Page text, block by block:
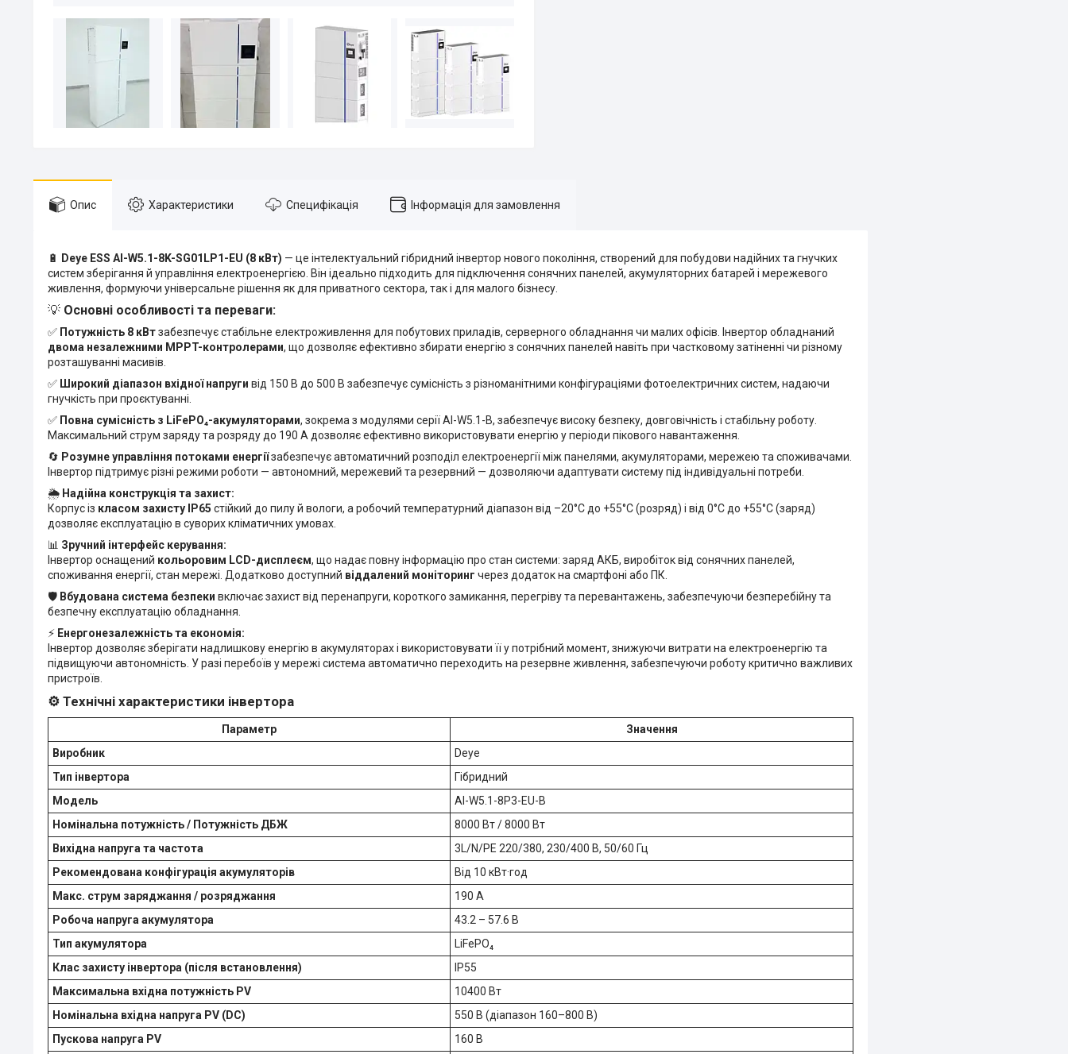
Опис Характеристики Специфікація Інформація для замовлення
🔋 Deye ESS AI-W5.1-8K-SG01LP1-EU (8 кВт) — це інтелектуальний гібридний інвертор нового покоління, створений для побудови надійних та гнучких
систем зберігання й управління електроенергією. Він ідеально підходить для підключення сонячних панелей, акумуляторних батарей і мережевого
живлення, формуючи універсальне рішення як для приватного сектора, так і для малого бізнесу.
💡 Основні особливості та переваги:
✅ Потужність 8 кВтзабезпечує стабільне електроживлення для побутових приладів, серверного обладнання чи малих офісів. Інвертор обладнаний
двома незалежними MPPT-контролерами, що дозволяє ефективно збирати енергію з сонячних панелей навіть при частковому затіненні чи різному
розташуванні масивів.
✅ Широкий діапазон вхідної напруги від 150 В до 500 В забезпечує сумісність з різноманітними конфігураціями фотоелектричних систем, надаючи
гнучкість при проєктуванні.
✅ Повна сумісність з LiFePO₄-акумуляторами, зокрема з модулями серії AI-W5.1-B, забезпечує високу безпеку, довговічність і стабільну роботу.
Максимальний струм заряду та розряду до 190 А дозволяє ефективно використовувати енергію у періоди пікового навантаження.
🔄 Розумне управління потоками енергіїзабезпечує автоматичний розподіл електроенергії між панелями, акумуляторами, мережею та споживачами.
Інвертор підтримує різні режими роботи — автономний, мережевий та резервний — дозволяючи адаптувати систему під індивідуальні потреби.
🌦️ Надійна конструкція та захист:
Корпус із класом захисту IP65 стійкий до пилу й вологи, а робочий температурний діапазон від –20°C до +55°C (розряд) і від 0°C до +55°C (заряд)
дозволяє експлуатацію в суворих кліматичних умовах.
📊 Зручний інтерфейс керування:
Інвертор оснащений кольоровим LCD-дисплеєм, що надає повну інформацію про стан системи: заряд АКБ, виробіток від сонячних панелей,
споживання енергії, стан мережі. Додатково доступний віддалений моніторинг через додаток на смартфоні або ПК.
🛡️ Вбудована система безпеки включає захист від перенапруги, короткого замикання, перегріву та перевантажень, забезпечуючи безперебійну та
безпечну експлуатацію обладнання.
⚡ Енергонезалежність та економія:
Інвертор дозволяє зберігати надлишкову енергію в акумуляторах і використовувати її у потрібний момент, знижуючи витрати на електроенергію та
підвищуючи автономність. У разі перебоїв у мережі система автоматично переходить на резервне живлення, забезпечуючи роботу критично важливих
пристроїв.
⚙️ Технічні характеристики інвертора
Параметр
Значення
Виробник
Deye
Тип інвертора
Гібридний
Модель
AI-W5.1-8P3-EU-B
Номінальна потужність / Потужність ДБЖ
8000 Вт / 8000 Вт
Вихідна напруга та частота
3L/N/PE 220/380, 230/400 В, 50/60 Гц
Рекомендована конфігурація акумуляторів
Від 10 кВт·год
Макс. струм заряджання / розряджання
190 А
Робоча напруга акумулятора
43.2 – 57.6 В
Тип акумулятора
LiFePO₄
Клас захисту інвертора (після встановлення)
IP55
Максимальна вхідна потужність PV
10400 Вт
Номінальна вхідна напруга PV (DC)
550 В (діапазон 160–800 В)
Пускова напруга PV
160 В